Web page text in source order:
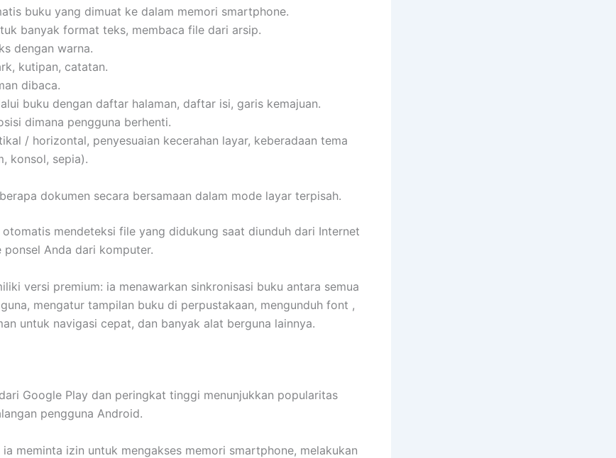
buku yang dimuat ke dalam memori smartphone.
banyak format teks, membaca file dari arsip.
dengan warna.
kutipan, catatan.
dibaca.
buku dengan daftar halaman, daftar isi, garis kemajuan.
dimana pengguna berhenti.
/ horizontal, penyesuaian kecerahan layar, keberadaan tema
konsol, sepia).
dokumen secara bersamaan dalam mode layar terpisah.
otomatis mendeteksi file yang didukung saat diunduh dari Internet
ponsel Anda dari komputer.
versi premium: ia menawarkan sinkronisasi buku antara semua
mengatur tampilan buku di perpustakaan, mengunduh font ,
untuk navigasi cepat, dan banyak alat berguna lainnya.
Google Play dan peringkat tinggi menunjukkan popularitas
pengguna Android.
ia meminta izin untuk mengakses memori smartphone, melakukan